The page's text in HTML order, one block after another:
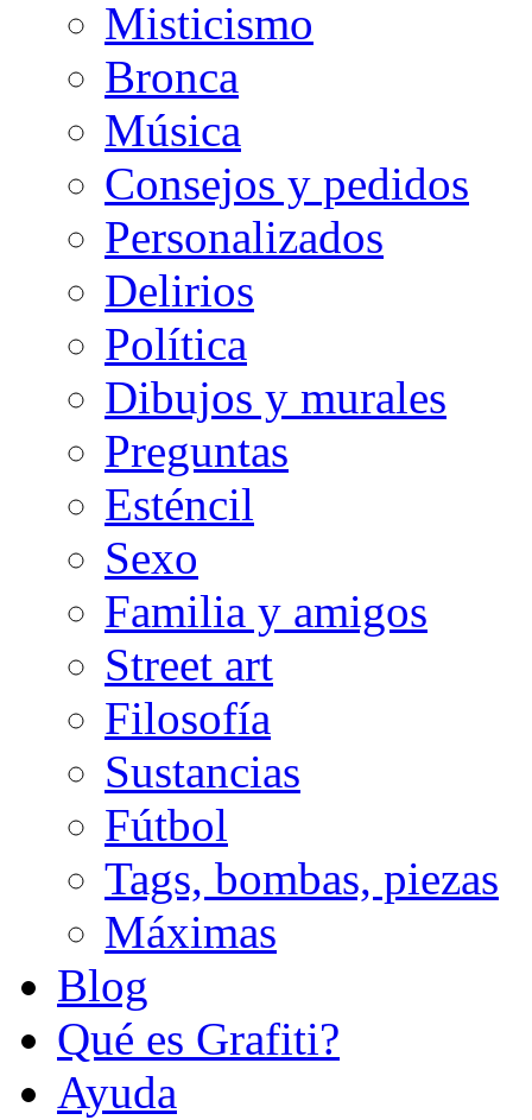
Misticismo
Bronca
Música
Consejos y pedidos
Personalizados
Delirios
Política
Dibujos y murales
Preguntas
Esténcil
Sexo
Familia y amigos
Street art
Filosofía
Sustancias
Fútbol
Tags, bombas, piezas
Máximas
Blog
Qué es Grafiti?
Ayuda